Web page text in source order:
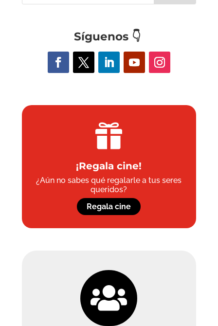
Síguenos 👇

¡Regala cine!
¿Aún no sabes qué regalarle a tus seres
queridos?
Regala cine
